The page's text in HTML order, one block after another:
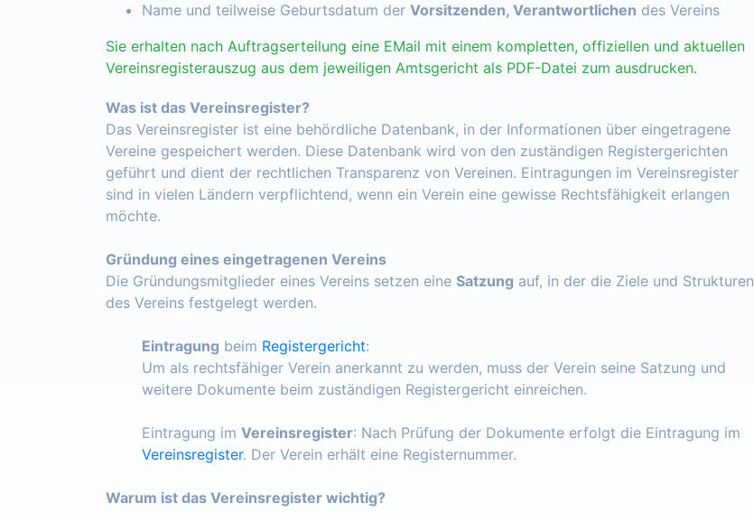
Name und teilweise Geburtsdatum der Vorsitzenden, Verantwortlichen des Vereins
Sie erhalten nach Auftragserteilung eine EMail mit einem kompletten, offiziellen und aktuellen
Vereinsregisterauszug aus dem jeweiligen Amtsgericht als PDF-Datei zum ausdrucken.
Was ist das Vereinsregister?
Das Vereinsregister ist eine behördliche Datenbank, in der Informationen über eingetragene
Vereine gespeichert werden. Diese Datenbank wird von den zuständigen Registergerichten
geführt und dient der rechtlichen Transparenz von Vereinen. Eintragungen im Vereinsregister
sind in vielen Ländern verpflichtend, wenn ein Verein eine gewisse Rechtsfähigkeit erlangen
möchte.
Gründung eines eingetragenen Vereins
Die Gründungsmitglieder eines Vereins setzen eine Satzung auf, in der die Ziele und Strukturen
des Vereins festgelegt werden.
Eintragung beim Registergericht:
Um als rechtsfähiger Verein anerkannt zu werden, muss der Verein seine Satzung und
weitere Dokumente beim zuständigen Registergericht einreichen.
Eintragung im Vereinsregister: Nach Prüfung der Dokumente erfolgt die Eintragung im
Vereinsregister. Der Verein erhält eine Registernummer.
Warum ist das Vereinsregister wichtig?